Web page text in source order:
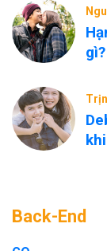
gì?
Back-End